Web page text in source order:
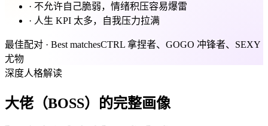
· 不允许自己脆弱，情绪积压容易爆雷
· 人生 KPI 太多，自我压力拉满
最佳配对 · Best matchesCTRL 拿捏者、GOGO 冲锋者、SEXY
尤物
深度人格解读
大佬（BOSS）的完整画像